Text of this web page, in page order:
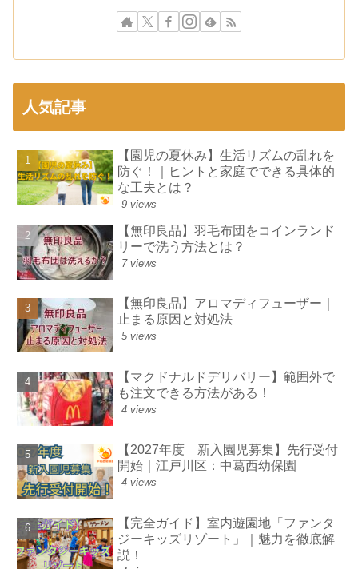
人気記事
【園児の夏休み】生活リズムの乱れを
防ぐ！｜ヒントと家庭でできる具体的
な工夫とは？
9 views
【無印良品】羽毛布団をコインランド
リーで洗う方法とは？
7 views
【無印良品】アロマディフューザー｜
止まる原因と対処法
5 views
【マクドナルドデリバリー】範囲外で
も注文できる方法がある！
4 views
【2027年度 新入園児募集】先行受付
開始｜江戸川区：中葛西幼保園
4 views
【完全ガイド】室内遊園地「ファンタ
ジーキッズリゾート」｜魅力を徹底解
説！